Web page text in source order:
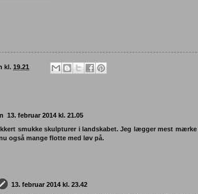
kl. 19.21
13. februar 2014 kl. 21.05
smukke skulpturer i landskabet. Jeg lægger mest
også mange flotte med løv på.
13. februar 2014 kl. 23.42